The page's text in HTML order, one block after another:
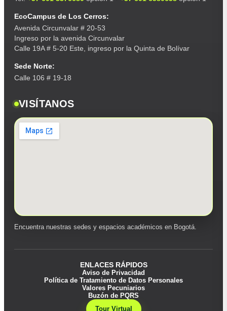
EcoCampus de Los Cerros:
Avenida Circunvalar # 20-53
Ingreso por la avenida Circunvalar
Calle 19A # 5-20 Este, ingreso por la Quinta de Bolívar
Sede Norte:
Calle 106 # 19-18
VISÍTANOS
Encuentra nuestras sedes y espacios académicos en Bogotá.
ENLACES RÁPIDOS
Aviso de Privacidad
Política de Tratamiento de Datos Personales
Valores Pecuniarios
Buzón de PQRS
Tour Virtual